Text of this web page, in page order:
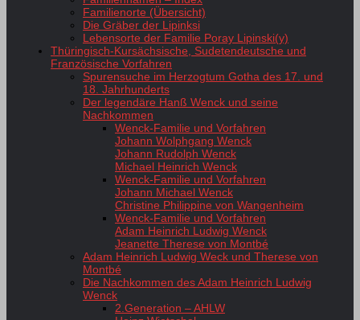
Familienorte (Übersicht)
Die Gräber der Lipinksi
Lebensorte der Familie Poray Lipinski(y)
Thüringisch-Kursächsische, Sudetendeutsche und
Französische Vorfahren
Spurensuche im Herzogtum Gotha des 17. und
18. Jahrhunderts
Der legendäre Hanß Wenck und seine
Nachkommen
Wenck-Familie und Vorfahren
Johann Wolphgang Wenck
Johann Rudolph Wenck
Michael Heinrich Wenck
Wenck-Familie und Vorfahren
Johann Michael Wenck
Christine Philippine von Wangenheim
Wenck-Familie und Vorfahren
Adam Heinrich Ludwig Wenck
Jeanette Therese von Montbé
Adam Heinrich Ludwig Weck und Therese von
Montbé
Die Nachkommen des Adam Heinrich Ludwig
Wenck
2.Generation – AHLW